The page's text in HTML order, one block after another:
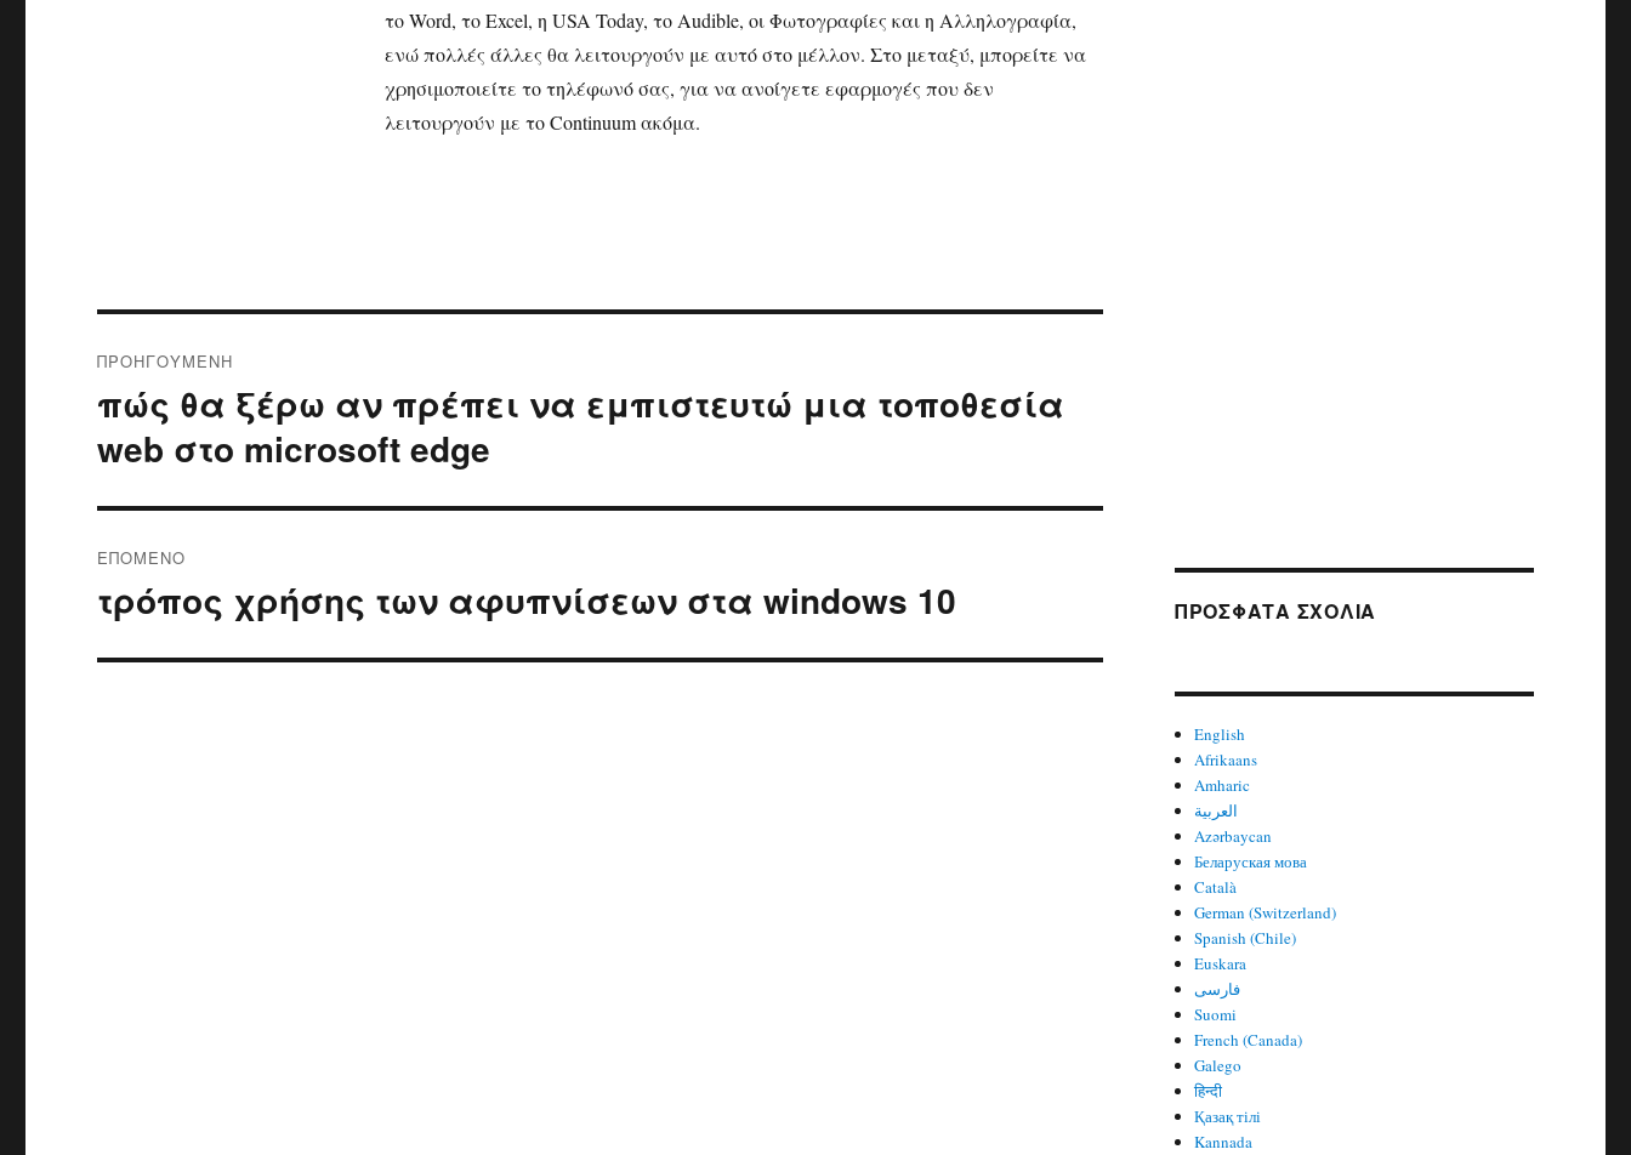
το Word, το Excel, η USA Today, το Audible, οι Φωτογραφίες και η Αλληλογραφία,
ενώ πολλές άλλες θα λειτουργούν με αυτό στο μέλλον. Στο μεταξύ, μπορείτε να
χρησιμοποιείτε το τηλέφωνό σας, για να ανοίγετε εφαρμογές που δεν
λειτουργούν με το Continuum ακόμα.
άρθρων
ΠΡΟΗΓΟΎΜΕΝΗ
Προηγούμενο
άρθρο:
πώς θα ξέρω αν πρέπει να εμπιστευτώ μια τοποθεσία
web στο microsoft edge
ΕΠΌΜΕΝΟ
Επόμενο
άρθρο:
τρόπος χρήσης των αφυπνίσεων στα windows 10 ΠΡΌΣΦΑΤΑ ΣΧΌΛΙΑ
English
Afrikaans
Amharic
العربية
Azərbaycan
Беларуская мова
Català
German (Switzerland)
Spanish (Chile)
Euskara
فارسی
Suomi
French (Canada)
Galego
हिन्दी
Қазақ тілі
Kannada